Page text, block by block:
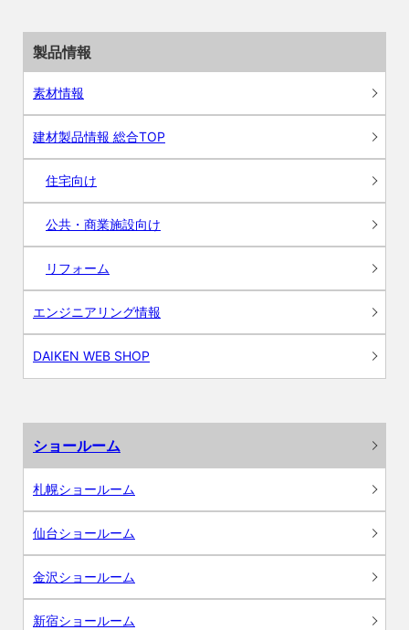
製品情報
素材情報
建材製品情報 総合TOP
住宅向け
公共・商業施設向け
リフォーム
エンジニアリング情報
DAIKEN WEB SHOP
ショールーム
札幌ショールーム
仙台ショールーム
金沢ショールーム
新宿ショールーム